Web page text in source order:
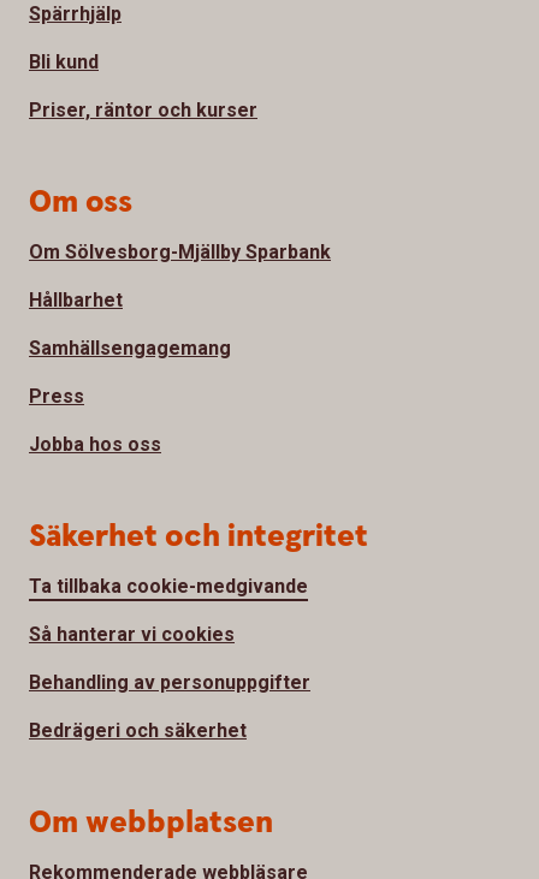
Spärrhjälp
Bli kund
Priser, räntor och kurser
Om oss
Om Sölvesborg-Mjällby Sparbank
Hållbarhet
Samhällsengagemang
Press
Jobba hos oss
Säkerhet och integritet
Ta tillbaka cookie-medgivande
Så hanterar vi cookies
Behandling av personuppgifter
Bedrägeri och säkerhet
Om webbplatsen
Rekommenderade webbläsare